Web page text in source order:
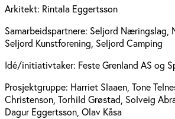
Arkitekt: Rintala Eggertsson
Samarbeidspartnere: Seljord Næringslag,
Seljord Kunstforening, Seljord Camping
Idé/initiativtaker: Feste Grenland AS og
Prosjektgruppe: Harriet Slaaen, Tone
Christenson, Torhild Grøstad, Solveig
Dagur Eggertsson, Olav Kåsa